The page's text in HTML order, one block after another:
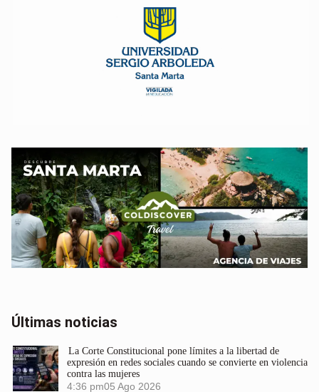
Últimas noticias
La Corte Constitucional pone límites a la libertad de
expresión en redes sociales cuando se convierte en violencia
contra las mujeres
4:36 pm05 Ago 2026